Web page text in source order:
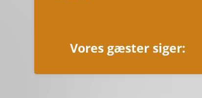
Vores gæster siger: